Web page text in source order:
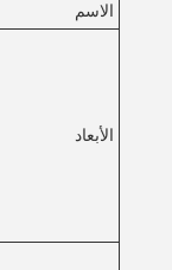
الاسم
الأبعاد